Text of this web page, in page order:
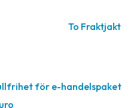
To Fraktjakt
för e-handelspaket